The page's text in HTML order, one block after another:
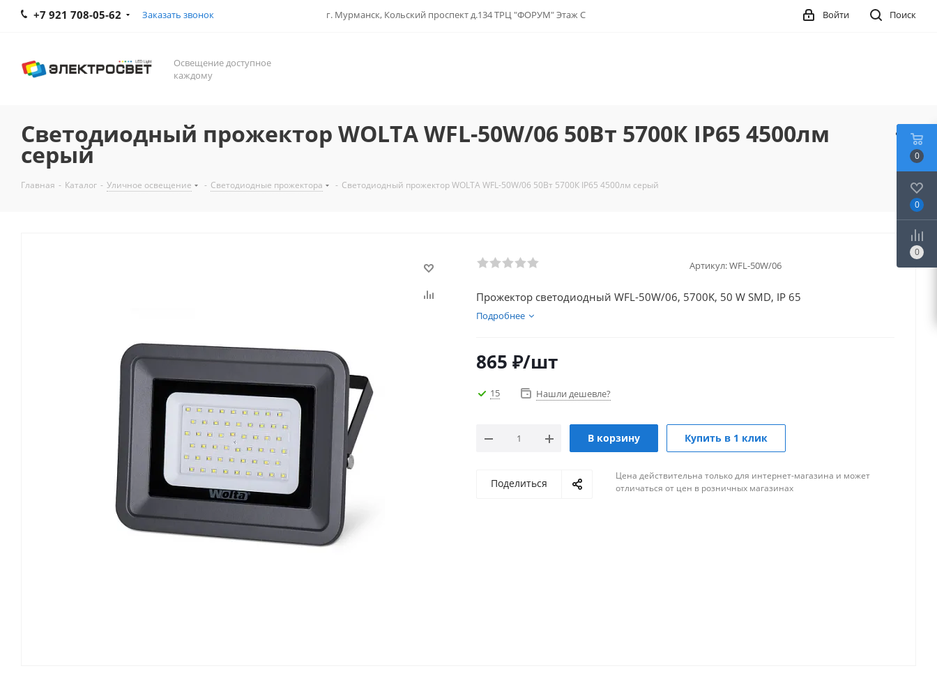
+7 921 708-05-62 Заказать звонок г. Мурманск, Кольский проспект д.134 ТРЦ "ФОРУМ" Этаж С Поиск
Войти
Освещение доступное
каждому
Светодиодный прожектор WOLTA WFL-50W/06 50Вт 5700К IP65 4500лм
серый
Главная - Каталог - Уличное освещение - Светодиодные прожектора - Светодиодный прожектор WOLTA WFL-50W/06 50Вт 5700К IP65 4500лм серый
Артикул:WFL-50W/06
Прожектор светодиодный WFL-50W/06, 5700K, 50 W SMD, IP 65
Подробнее
865 ₽/шт
15 Нашли дешевле?
В корзину Купить в 1 клик
Поделиться
Цена действительна только для интернет-магазина и может
отличаться от цен в розничных магазинах
0
0
0